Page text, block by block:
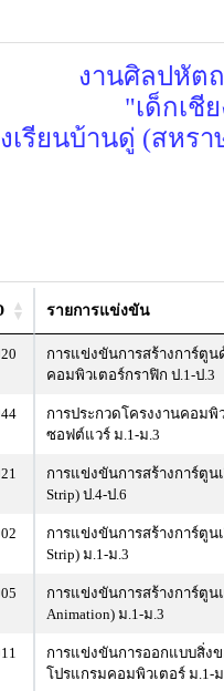
งานศิลปหัต
"เด็กเชี
เรียนบ้านดู่ (สหร
รายการแข่งขัน
การแข่งขันการสร้างการ์ตูน
คอมพิวเตอร์กราฟิก ป.1-ป.3
การประกวดโครงงานคอมพิ
ซอฟต์แวร์ ม.1-ม.3
การแข่งขันการสร้างการ์ตูน
Strip) ป.4-ป.6
การแข่งขันการสร้างการ์ตูน
Strip) ม.1-ม.3
การแข่งขันการสร้างการ์ตูน
Animation) ม.1-ม.3
การแข่งขันการออกแบบสิ่งข
โปรแกรมคอมพิวเตอร์ ม.1-ม